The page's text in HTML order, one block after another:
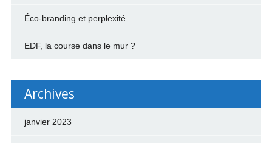
Éco-branding et perplexité
EDF, la course dans le mur ?
Archives
janvier 2023